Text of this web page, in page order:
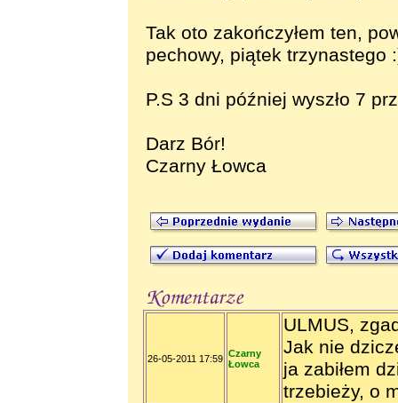
Tak oto zakończyłem ten,
pechowy, piątek trzynastego
P.S 3 dni później wyszło 7
Darz Bór!
Czarny Łowca
26-05-2011 17:59 Czarny
Łowca
ULMUS,
Jak nie
ja zabiłem
trzebieży, o